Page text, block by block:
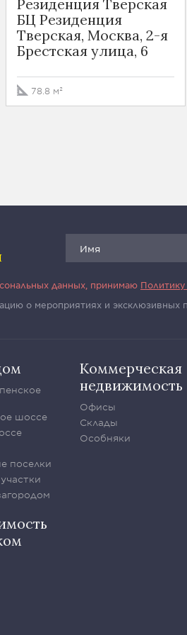
Резиденция Тверская
БЦ Резиденция
Тверская, Москва, 2-я
Брестская улица, 6
78.8 м²
данных, принимаю
о мероприятиях и эксклюзивных
шоссе
поселки
Коммерческая
недвижимость
Офисы
Склады
Особняки